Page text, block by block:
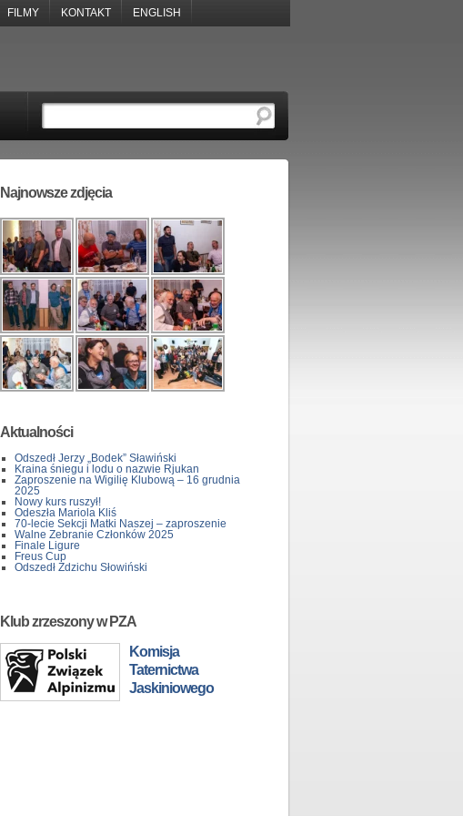
FILMY KONTAKT
ENGLISH
Najnowsze zdjęcia
Aktualności
Odszedł Jerzy „Bodek” Sławiński
Kraina śniegu i lodu o nazwie Rjukan
Zaproszenie na Wigilię Klubową – 16 grudnia
2025
Nowy kurs ruszył!
Odeszła Mariola Kliś
70-lecie Sekcji Matki Naszej – zaproszenie
Walne Zebranie Członków 2025
Finale Ligure
Freus Cup
Odszedł Zdzichu Słowiński
Klub zrzeszony w PZA
Komisja
Taternictwa
Jaskiniowego